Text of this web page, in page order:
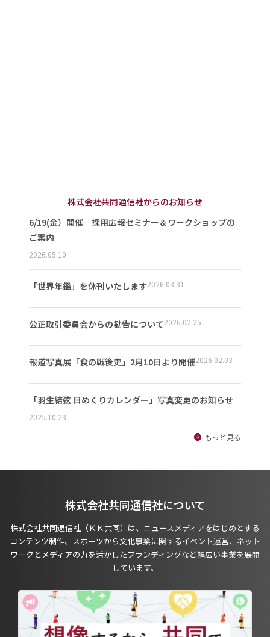
株式会社共同通信社からのお知らせ
6/19(金）開催 採用広報セミナー＆ワークショップの
ご案内
2026.05.10
「世界年鑑」を休刊いたします2026.03.31
公正取引委員会からの勧告について2026.02.25
報道写真展「食の戦後史」2月10日より開催2026.02.03
「羽生結弦 日めくりカレンダー」写真変更のお知らせ
2025.10.23
もっと見る
株式会社共同通信社について
株式会社共同通信社（ＫＫ共同）は、ニュースメディアをはじめとする
コンテンツ制作、スポーツから文化事業に関するイベント運営、ネット
ワークとメディアの力を活かしたブランディングなど幅広い事業を展開
しています。